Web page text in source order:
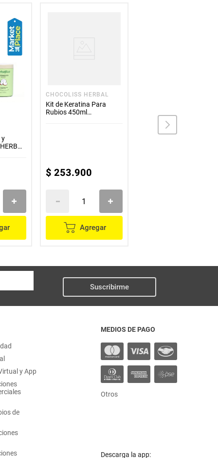
y
CHOCOLISS HERBAL
Kit de Keratina Para
Rubios 450ml
$ 253.900
Agregar
CHOCOLISS HERBAL
Suscribirme
y App
de
MEDIOS DE PAGO
Otros
Descarga la app: